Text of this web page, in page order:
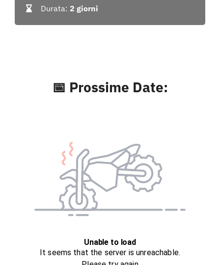
Durata: 2 giorni
📅 Prossime Date: